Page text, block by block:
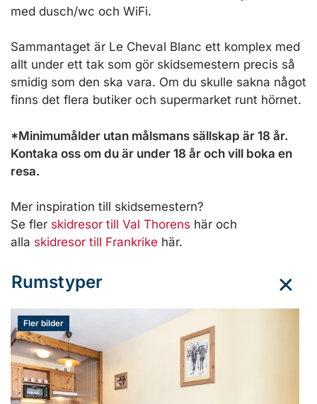
med dusch/wc och WiFi.
Sammantaget är Le Cheval Blanc ett komplex med
allt under ett tak som gör skidsemestern precis så
smidig som den ska vara. Om du skulle sakna något
finns det flera butiker och supermarket runt hörnet.
*Minimumålder utan målsmans sällskap är 18 år.
Kontaka oss om du är under 18 år och vill boka en
resa.
Mer inspiration till skidsemestern?
Se fler skidresor till Val Thorens här och
alla skidresor till Frankrike här.
Rumstyper
Fler bilder